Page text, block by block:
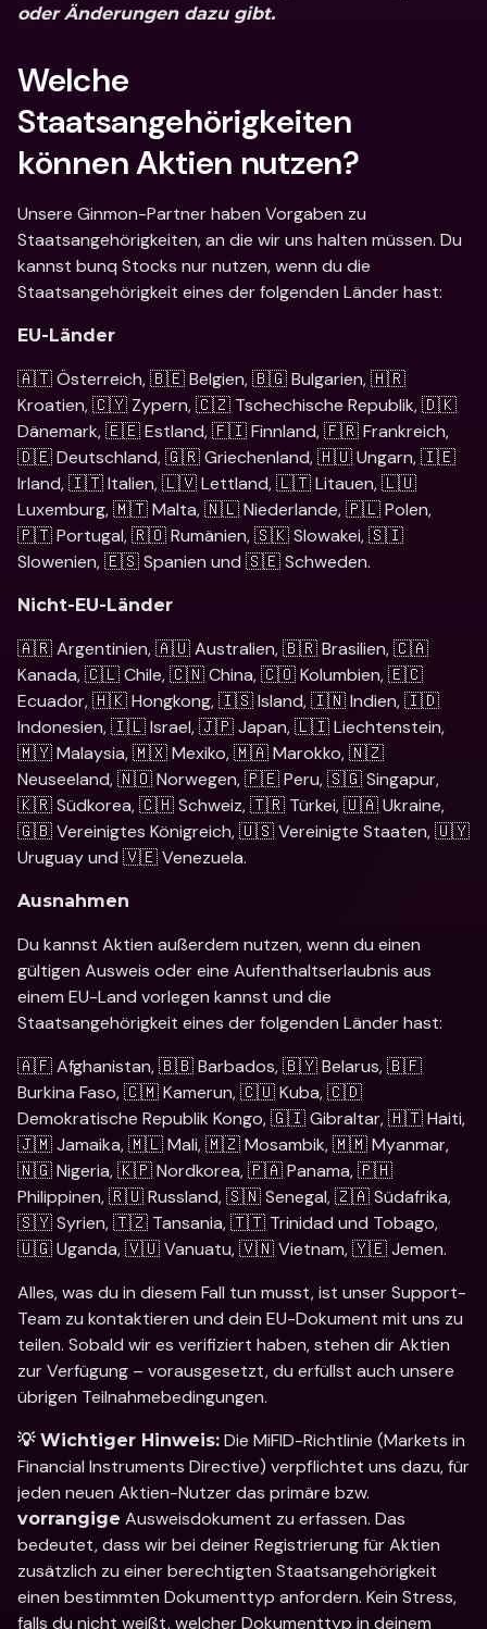
oder Änderungen dazu gibt.
Welche
Staatsangehörigkeiten
können Aktien nutzen?
Unsere Ginmon-Partner haben Vorgaben zu
Staatsangehörigkeiten, an die wir uns halten müssen. Du
kannst bunq Stocks nur nutzen, wenn du die
Staatsangehörigkeit eines der folgenden Länder hast:
EU-Länder
🇦🇹 Österreich, 🇧🇪 Belgien, 🇧🇬 Bulgarien, 🇭🇷
Kroatien, 🇨🇾 Zypern, 🇨🇿 Tschechische Republik, 🇩🇰
Dänemark, 🇪🇪 Estland, 🇫🇮 Finnland, 🇫🇷 Frankreich,
🇩🇪 Deutschland, 🇬🇷 Griechenland, 🇭🇺 Ungarn, 🇮🇪
Irland, 🇮🇹 Italien, 🇱🇻 Lettland, 🇱🇹 Litauen, 🇱🇺
Luxemburg, 🇲🇹 Malta, 🇳🇱 Niederlande, 🇵🇱 Polen,
🇵🇹 Portugal, 🇷🇴 Rumänien, 🇸🇰 Slowakei, 🇸🇮
Slowenien, 🇪🇸 Spanien und 🇸🇪 Schweden.
Nicht-EU-Länder
🇦🇷 Argentinien, 🇦🇺 Australien, 🇧🇷 Brasilien, 🇨🇦
Kanada, 🇨🇱 Chile, 🇨🇳 China, 🇨🇴 Kolumbien, 🇪🇨
Ecuador, 🇭🇰 Hongkong, 🇮🇸 Island, 🇮🇳 Indien, 🇮🇩
Indonesien, 🇮🇱 Israel, 🇯🇵 Japan, 🇱🇮 Liechtenstein,
🇲🇾 Malaysia, 🇲🇽 Mexiko, 🇲🇦 Marokko, 🇳🇿
Neuseeland, 🇳🇴 Norwegen, 🇵🇪 Peru, 🇸🇬 Singapur,
🇰🇷 Südkorea, 🇨🇭 Schweiz, 🇹🇷 Türkei, 🇺🇦 Ukraine,
🇬🇧 Vereinigtes Königreich, 🇺🇸 Vereinigte Staaten, 🇺🇾
Uruguay und 🇻🇪 Venezuela.
Ausnahmen
Du kannst Aktien außerdem nutzen, wenn du einen
gültigen Ausweis oder eine Aufenthaltserlaubnis aus
einem EU-Land vorlegen kannst und die
Staatsangehörigkeit eines der folgenden Länder hast:
🇦🇫 Afghanistan, 🇧🇧 Barbados, 🇧🇾 Belarus, 🇧🇫
Burkina Faso, 🇨🇲 Kamerun, 🇨🇺 Kuba, 🇨🇩
Demokratische Republik Kongo, 🇬🇮 Gibraltar, 🇭🇹 Haiti,
🇯🇲 Jamaika, 🇲🇱 Mali, 🇲🇿 Mosambik, 🇲🇲 Myanmar,
🇳🇬 Nigeria, 🇰🇵 Nordkorea, 🇵🇦 Panama, 🇵🇭
Philippinen, 🇷🇺 Russland, 🇸🇳 Senegal, 🇿🇦 Südafrika,
🇸🇾 Syrien, 🇹🇿 Tansania, 🇹🇹 Trinidad und Tobago,
🇺🇬 Uganda, 🇻🇺 Vanuatu, 🇻🇳 Vietnam, 🇾🇪 Jemen.
Alles, was du in diesem Fall tun musst, ist unser Support-
Team zu kontaktieren und dein EU-Dokument mit uns zu
teilen. Sobald wir es verifiziert haben, stehen dir Aktien
zur Verfügung – vorausgesetzt, du erfüllst auch unsere
übrigen Teilnahmebedingungen.
💡 Wichtiger Hinweis: Die MiFID-Richtlinie (Markets in
Financial Instruments Directive) verpflichtet uns dazu, für
vorrangige Ausweisdokument zu erfassen. Das
bedeutet, dass wir bei deiner Registrierung für Aktien
zusätzlich zu einer berechtigten Staatsangehörigkeit
einen bestimmten Dokumenttyp anfordern. Kein Stress,
falls du nicht weißt, welcher Dokumenttyp in deinem